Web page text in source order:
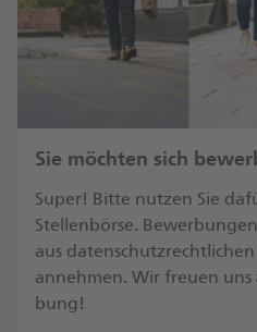
Sie möchten sich
Su­per! Bit­te nut­zen Sie
Stel­len­bör­se.
aus
an­neh­men. Wir freu­en
bung!